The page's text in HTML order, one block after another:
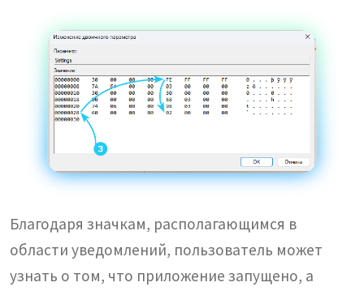
Благодаря значкам, располагающимся в
области уведомлений, пользователь может
узнать о том, что приложение запущено, а